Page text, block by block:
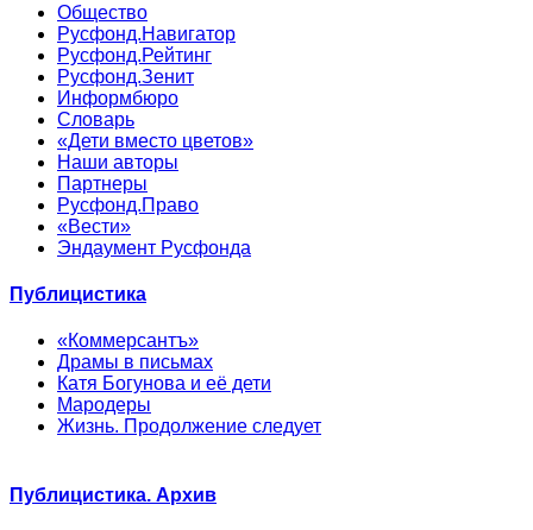
Общество
Русфонд.Навигатор
Русфонд.Рейтинг
Русфонд.Зенит
Информбюро
Словарь
«Дети вместо цветов»
Наши авторы
Партнеры
Русфонд.Право
«Вести»
Эндаумент Русфонда
Публицистика
«Коммерсантъ»
Драмы в письмах
Катя Богунова и её дети
Мародеры
Жизнь. Продолжение следует
Публицистика. Архив